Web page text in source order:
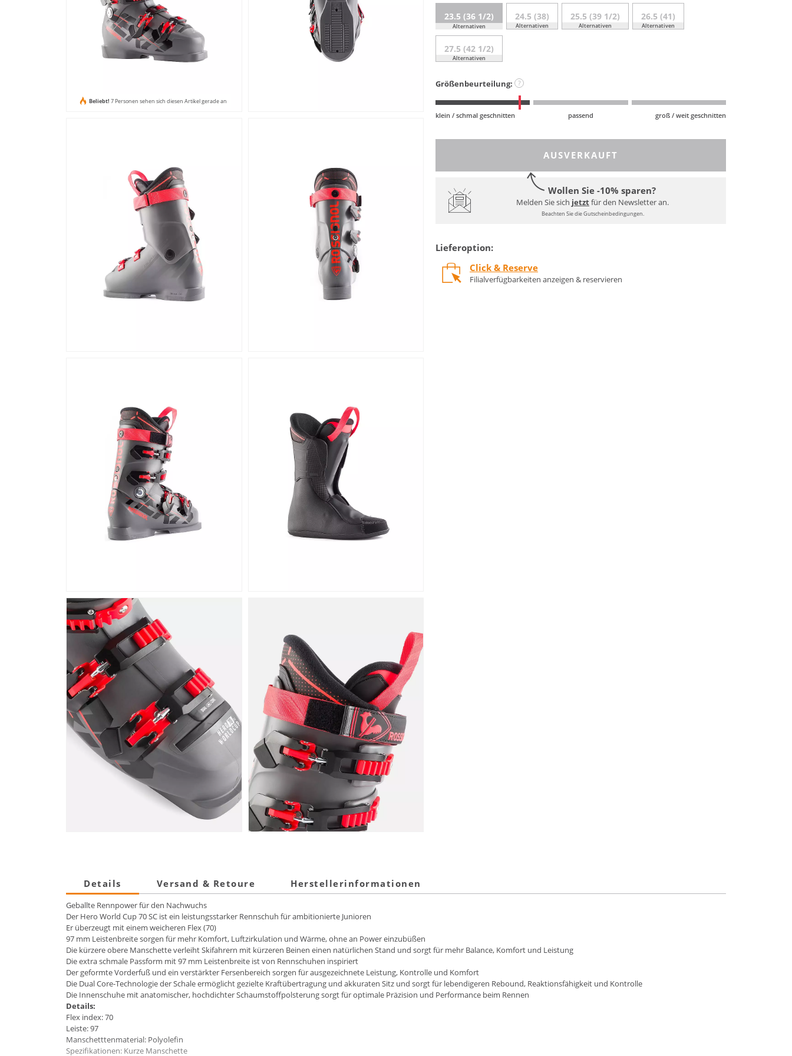
Beliebt! 7 Personen sehen sich diesen Artikel gerade an
23.5 (36 1/2)
Alternativen
24.5 (38)
Alternativen
25.5 (39 1/2)
Alternativen
26.5 (41)
Alternativen
27.5 (42 1/2)
Alternativen
Größenbeurteilung: ?
klein / schmal geschnitten passend groß / weit geschnitten
AUSVERKAUFT
Wollen Sie -10% sparen?
Melden Sie sich jetztfür den Newsletter an.
Beachten Sie die Gutscheinbedingungen.
Lieferoption:
Click & Reserve
Filialverfügbarkeiten anzeigen & reservieren
Details Versand & Retoure Herstellerinformationen
Geballte Rennpower für den Nachwuchs
Der Hero World Cup 70 SC ist ein leistungsstarker Rennschuh für ambitionierte Junioren
Er überzeugt mit einem weicheren Flex (70)
97 mm Leistenbreite sorgen für mehr Komfort, Luftzirkulation und Wärme, ohne an Power einzubüßen
Die kürzere obere Manschette verleiht Skifahrern mit kürzeren Beinen einen natürlichen Stand und sorgt für mehr Balance, Komfort und Leistung
Die extra schmale Passform mit 97 mm Leistenbreite ist von Rennschuhen inspiriert
Der geformte Vorderfuß und ein verstärkter Fersenbereich sorgen für ausgezeichnete Leistung, Kontrolle und Komfort
Die Dual Core-Technologie der Schale ermöglicht gezielte Kraftübertragung und akkuraten Sitz und sorgt für lebendigeren Rebound, Reaktionsfähigkeit und Kontrolle
Die Innenschuhe mit anatomischer, hochdichter Schaumstoffpolsterung sorgt für optimale Präzision und Performance beim Rennen
Details:
Flex index: 70
Leiste: 97
Manschetttenmaterial: Polyolefin
Spezifikationen: Kurze Manschette